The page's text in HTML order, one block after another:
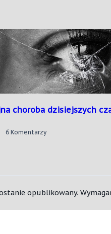
choroba dzisiejszych
6 KomentarzyDo
opublikowany.